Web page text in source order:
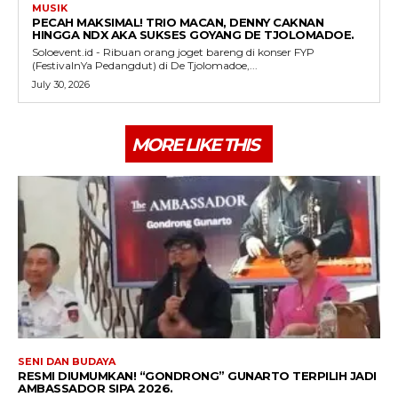
MUSIK
PECAH MAKSIMAL! TRIO MACAN, DENNY CAKNAN
HINGGA NDX AKA SUKSES GOYANG DE TJOLOMADOE.
Soloevent.id - Ribuan orang joget bareng di konser FYP
(FestivalnYa Pedangdut) di De Tjolomadoe,...
July 30, 2026
MORE LIKE THIS
SENI DAN BUDAYA
RESMI DIUMUMKAN! “GONDRONG” GUNARTO TERPILIH JADI
AMBASSADOR SIPA 2026.